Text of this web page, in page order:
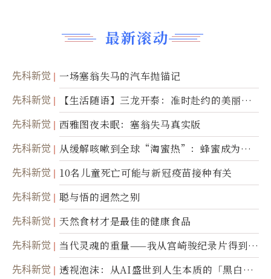
最新滚动
先科新觉 一场塞翁失马的汽车抛锚记
先科新觉
【生活随语】三龙开泰：准时赴约的美丽震
撼
先科新觉 西雅图夜未眠：塞翁失马真实版
先科新觉
从缓解咳嗽到全球“淘蜜热”：蜂蜜成为健
康产业前沿商品
先科新觉 10名儿童死亡可能与新冠疫苗接种有关
先科新觉 聪与悟的迥然之别
先科新觉 天然食材才是最佳的健康食品
先科新觉
当代灵魂的重量——我从宫崎骏纪录片得到的
省思
先科新觉
透视泡沫：从AI盛世到人生本质的「黑白一